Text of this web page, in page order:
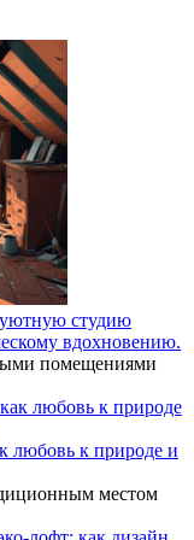
уютную студию
вдохновению.
помещениями
любовь к природе и
местом